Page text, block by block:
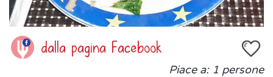
dalla pagina Facebook
Piace a: 1 persone